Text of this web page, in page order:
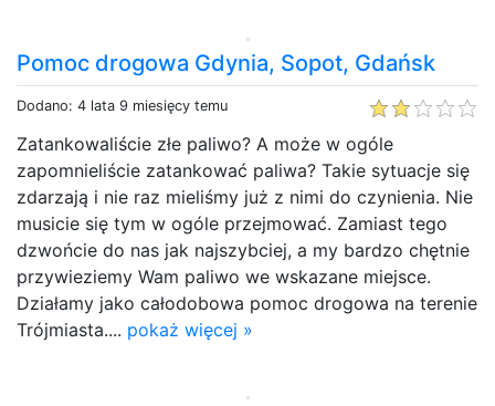
Pomoc drogowa Gdynia, Sopot, Gdańsk
Dodano: 4 lata 9 miesięcy temu
Zatankowaliście złe paliwo? A może w ogóle
zapomnieliście zatankować paliwa? Takie sytuacje się
zdarzają i nie raz mieliśmy już z nimi do czynienia. Nie
musicie się tym w ogóle przejmować. Zamiast tego
dzwońcie do nas jak najszybciej, a my bardzo chętnie
przywieziemy Wam paliwo we wskazane miejsce.
Działamy jako całodobowa pomoc drogowa na terenie
Trójmiasta.... pokaż więcej »